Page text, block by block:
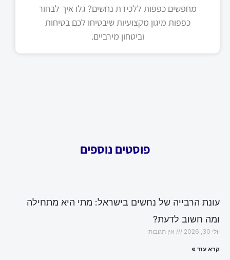
מחפשים כפפות ללכידת נחשים? גלו איך לבחור
כפפות מיגון מקצועיות שיבטיחו לכם בטיחות
וביטחון מירביים.
פוסטים נוספים
עונת הרבייה של נחשים בישראל: מתי היא מתחילה
ומה חשוב לדעת?
יולי 30, 2026 אין תגובות
קרא עוד »